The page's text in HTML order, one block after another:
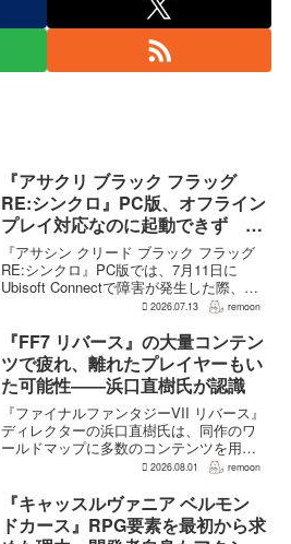
『アサクリ ブラック フラッグ
RE:シンクロ』PC版、オフライン
プレイ対応なのに起動できず
Ubisoft Connect障害時に報告相
次ぐ
『アサシン クリード ブラック フラッグ
RE:シンクロ』PC版では、7月11日に
Ubisoft Connectで障害が発生した際、ゲ
ームを起動できないとの報告が相次い
きなかったという投稿もあり、影響は
全...
2026.07.13 remoon
『FF7 リバース』の大量コンテン
ツで疲れ、離れたプレイヤーもい
た可能性――浜口直樹氏が認識
『ファイナルファンタジーVII リバース』
ディレクターの浜口直樹氏は、同作のワ
ールドマップに多数のコンテンツを用意
したことで、一部のプレイヤーが疲れを
性があるとの認識を示した。
GamesRadar+のイン...
2026.08.01 remoon
『キャッスルヴァニア ベルモン
ドカース』RPG要素を最初から求